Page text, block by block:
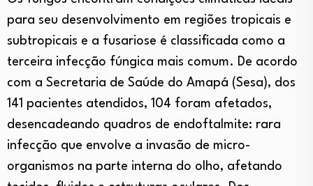
para seu desenvolvimento em regiões tropicais e
subtropicais e a fusariose é classificada como a
terceira infecção fúngica mais comum. De acordo
com a Secretaria de Saúde do Amapá (Sesa), dos
141 pacientes atendidos, 104 foram afetados,
desencadeando quadros de endoftalmite: rara
infecção que envolve a invasão de micro-
organismos na parte interna do olho, afetando